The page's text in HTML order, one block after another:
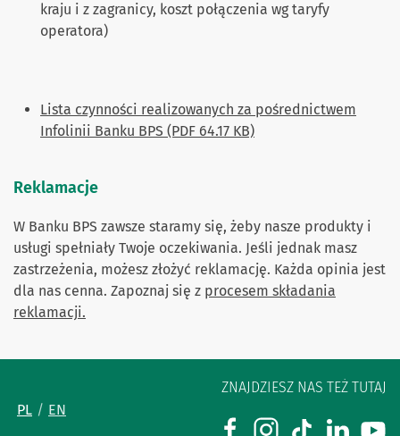
kraju i z zagranicy, koszt połączenia wg taryfy
operatora)
Lista czynności realizowanych za pośrednictwem
Infolinii Banku BPS (PDF 64.17 KB)
Reklamacje
W Banku BPS zawsze staramy się, żeby nasze produkty i
usługi spełniały Twoje oczekiwania. Jeśli jednak masz
zastrzeżenia, możesz złożyć reklamację. Każda opinia jest
dla nas cenna. Zapoznaj się z procesem składania
reklamacji.
PL EN
ZNAJDZIESZ NAS TEŻ TUTAJ